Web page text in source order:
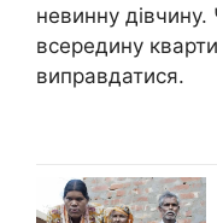
невинну дівчину.
всередину
виправдатися.